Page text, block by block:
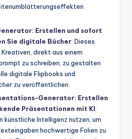
Erstellen und sofort
Sie digitale Bücher: Dieses
direkt aus einem
zu schreiben, zu gestalten
digitale Flipbooks und
zu veröffentlichen.
Generator: Erstellen
Präsentationen mit KI:
künstliche Intelligenz nutzen, um
hochwertige Folien zu